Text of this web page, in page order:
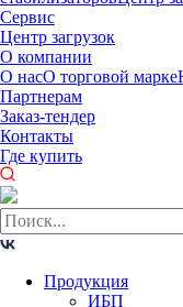
Сервис
Центр загрузок
О компании
О насО торговой марке
Партнерам
Заказ-тендер
Контакты
Где купить
Продукция
ИБП